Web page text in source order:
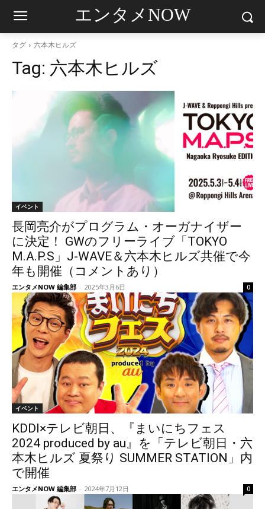
エンタメNOW
タグ 六本木ヒルズ
Tag: 六本木ヒルズ
イベント
長岡亮介がプログラム・オーガナイザー
に決定！ GWのフリーライブ「TOKYO
M.A.P.S」J-WAVE＆六本木ヒルズ共催で今
年も開催（コメントあり）
エンタメNOW 編集部 - 2025年3月6日 0
イベント
KDDI×テレビ朝日、『まいにちフェス
2024 produced by au』を「テレビ朝日・六
本木ヒルズ 夏祭り SUMMER STATION」内
で開催
エンタメNOW 編集部 - 2024年7月12日 0